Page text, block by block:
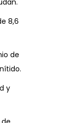
8,6
de
y